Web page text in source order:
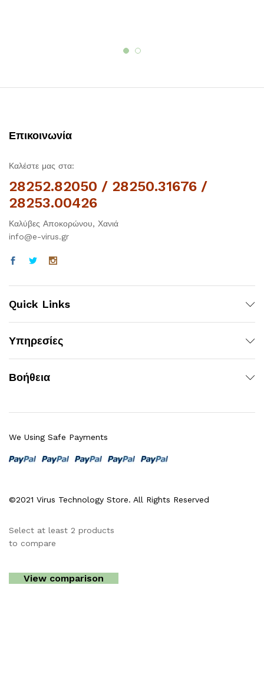
Επικοινωνία
Καλέστε μας στα:
28252.82050 / 28250.31676 /
28253.00426
Καλύβες Αποκορώνου, Χανιά
info@e-virus.gr
Quick Links
Υπηρεσίες
Βοήθεια
©2021 Virus Technology Store. All Rights Reserved
We Using Safe Payments
Select at least 2 products
to compare
View comparison